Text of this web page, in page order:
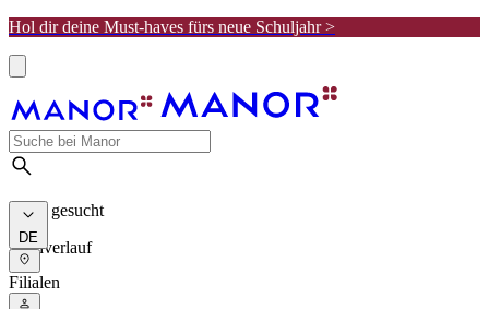
Hol dir deine Must-haves fürs neue Schuljahr >
Meist gesucht
Suchverlauf
DE
Filialen